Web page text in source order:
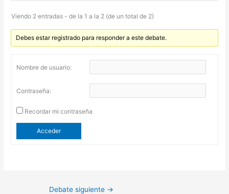
Viendo 2 entradas - de la 1 a la 2 (de un total de 2)
Debes estar registrado para responder a este debate.
Nombre de usuario:
Contraseña:
Recordar mi contraseña
Acceder
Debate siguiente →